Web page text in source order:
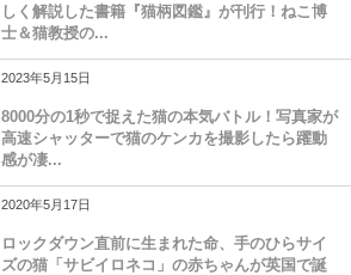
しく解説した書籍『猫柄図鑑』が刊行！ねこ博
士＆猫教授の...
2023年5月15日
8000分の1秒で捉えた猫の本気バトル！写真家が
高速シャッターで猫のケンカを撮影したら躍動
感が凄...
2020年5月17日
ロックダウン直前に生まれた命、手のひらサイ
ズの猫「サビイロネコ」の赤ちゃんが英国で誕